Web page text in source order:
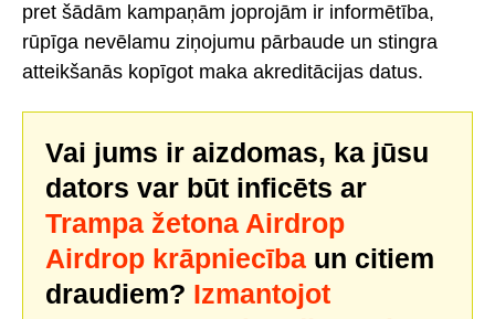
pret šādām kampaņām joprojām ir informētība,
rūpīga nevēlamu ziņojumu pārbaude un stingra
atteikšanās kopīgot maka akreditācijas datus.
Vai jums ir aizdomas, ka jūsu
dators var būt inficēts ar
Trampa žetona Airdrop
Airdrop krāpniecība un citiem
draudiem? Izmantojot